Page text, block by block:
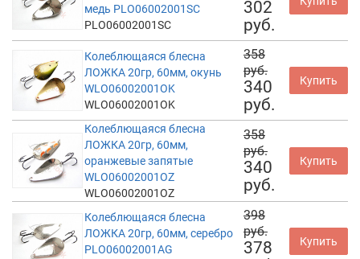
медь PLO06002001SC
PLO06002001SC
302
руб.
Колеблющаяся блесна
ЛОЖКА 20гр, 60мм, окунь
WLO06002001OK
WLO06002001OK
358
руб.
340
руб.
Купить
Колеблющаяся блесна
ЛОЖКА 20гр, 60мм,
оранжевые запятые
WLO06002001OZ
WLO06002001OZ
358
руб.
340
руб.
Купить
Колеблющаяся блесна
ЛОЖКА 20гр, 60мм, серебро
PLO06002001AG
398
руб.
378
Купить